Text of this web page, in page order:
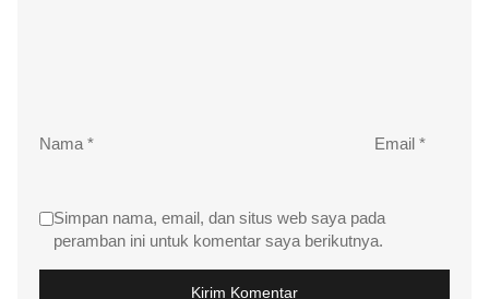
Nama * Email *
Simpan nama, email, dan situs web saya pada
peramban ini untuk komentar saya berikutnya.